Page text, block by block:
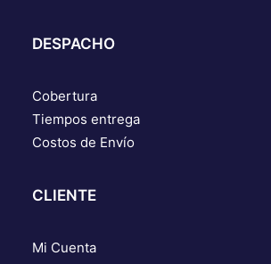
DESPACHO
Cobertura
Tiempos entrega
Costos de Envío
CLIENTE
Mi Cuenta